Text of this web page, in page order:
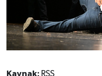
Kaynak: RSS